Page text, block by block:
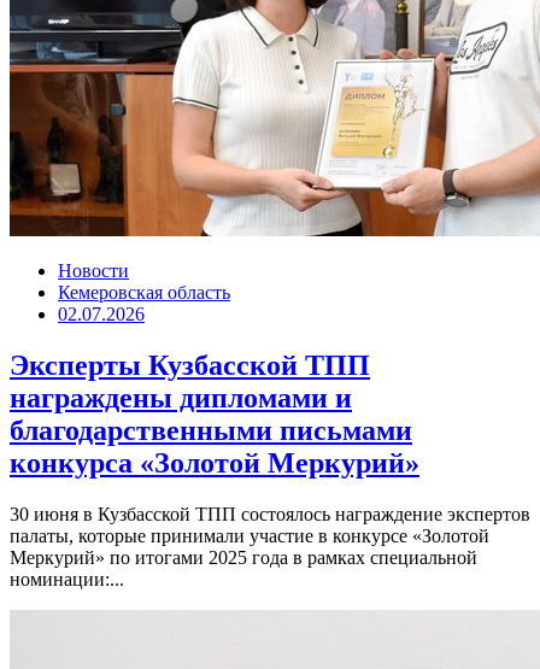
Новости
Кемеровская область
02.07.2026
Эксперты Кузбасской ТПП
награждены дипломами и
благодарственными письмами
конкурса «Золотой Меркурий»
30 июня в Кузбасской ТПП состоялось награждение экспертов
палаты, которые принимали участие в конкурсе «Золотой
Меркурий» по итогами 2025 года в рамках специальной
номинации:...